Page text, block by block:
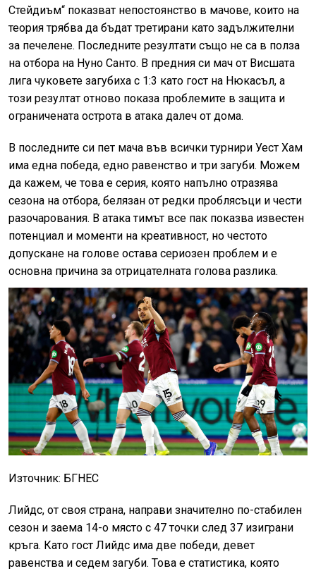
Стейдиъм“ показват непостоянство в мачове, които на
теория трябва да бъдат третирани като задължителни
за печелене. Последните резултати също не са в полза
на отбора на Нуно Санто. В предния си мач от Висшата
лига чуковете загубиха с 1:3 като гост на Нюкасъл, а
този резултат отново показа проблемите в защита и
ограничената острота в атака далеч от дома.
В последните си пет мача във всички турнири Уест Хам
има една победа, едно равенство и три загуби. Можем
да кажем, че това е серия, която напълно отразява
сезона на отбора, белязан от редки проблясъци и чести
разочарования. В атака тимът все пак показва известен
потенциал и моменти на креативност, но честото
допускане на голове остава сериозен проблем и е
основна причина за отрицателната голова разлика.
Източник: БГНЕС
Лийдс, от своя страна, направи значително по-стабилен
сезон и заема 14-о място с 47 точки след 37 изиграни
кръга. Като гост Лийдс има две победи, девет
равенства и седем загуби. Това е статистика, която